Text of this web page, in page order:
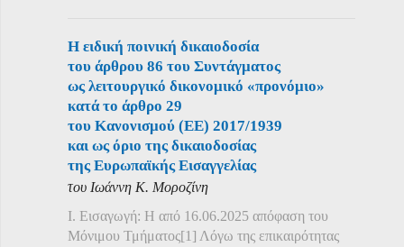
Η ειδική ποινική δικαιοδοσία
του άρθρου 86 του Συντάγματος
ως λειτουργικό δικονομικό «προνόμιο»
κατά το άρθρο 29
του Κανονισμού (ΕΕ) 2017/1939
και ως όριο της δικαιοδοσίας
της Ευρωπαϊκής Εισαγγελίας
του Ιωάννη Κ. Μοροζίνη
Ι. Εισαγωγή: Η από 16.06.2025 απόφαση του
Μόνιμου Τμήματος[1] Λόγω της επικαιρότητας